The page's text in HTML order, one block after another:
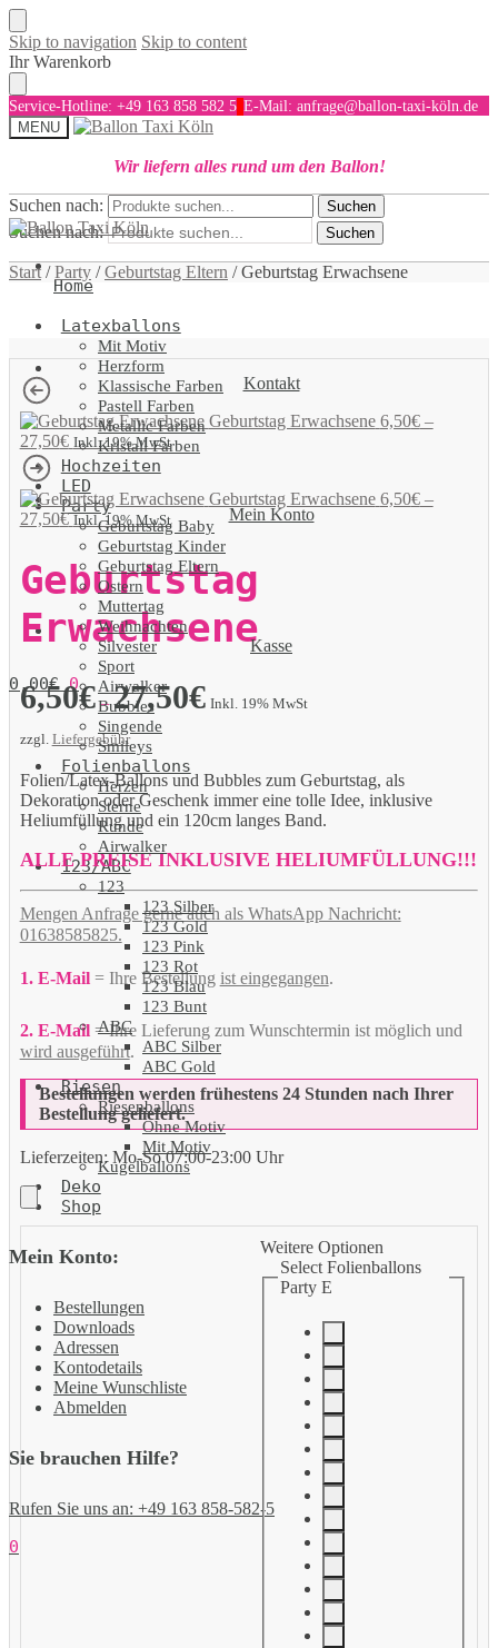
Skip to navigation Skip to content
Ihr Warenkorb
Service-Hotline: +49 163 858 582 5 E-Mail: anfrage@ballon-taxi-köln.de
MENU
Wir liefern alles rund um den Ballon!
Suchen nach: Suchen
Kontakt
Mein Konto
Kasse
0,00€ 0
Suchen nach: Suchen
Home
Latexballons
Mit Motiv
Herzform
Klassische Farben
Pastell Farben
Metallic Farben
Kristall Farben
Hochzeiten
LED
Party
Geburtstag Baby
Geburtstag Kinder
Geburtstag Eltern
Ostern
Muttertag
Weihnachten
Silvester
Sport
Airwalker
Bubbles
Singende
Smileys
Folienballons
Herzen
Sterne
Runde
Airwalker
123/ABC
123
123 Silber
123 Gold
123 Pink
123 Rot
123 Blau
123 Bunt
ABC
ABC Silber
ABC Gold
Riesen
Riesenballons
Ohne Motiv
Mit Motiv
Kugelballons
Deko
Shop
Mein Konto:
Bestellungen
Downloads
Adressen
Kontodetails
Meine Wunschliste
Abmelden
Sie brauchen Hilfe?
Rufen Sie uns an: +49 163 858-582-5
0
Start /Party /Geburtstag Eltern /Geburtstag Erwachsene
Geburtstag Erwachsene 6,50€–
27,50€ Inkl. 19% MwSt
Geburtstag Erwachsene 6,50€–
27,50€ Inkl. 19% MwSt
Geburtstag
Erwachsene
6,50€–27,50€ Inkl. 19% MwSt
zzgl. Liefergebühr
Folien/Latex-Ballons und Bubbles zum Geburtstag, als
Dekoration oder Geschenk immer eine tolle Idee, inklusive
Heliumfüllung und ein 120cm langes Band.
ALLE PREISE INKLUSIVE HELIUMFÜLLUNG!!!
Mengen Anfrage gerne auch als WhatsApp Nachricht:
01638585825.
1. E-Mail= Ihre Bestellung ist eingegangen.
2. E-Mail= Ihre Lieferung zum Wunschtermin ist möglich und
wird ausgeführt.
Bestellungen werden frühestens 24 Stunden nach Ihrer
Bestellung geliefert.
Lieferzeiten:Mo-So 07:00-23:00 Uhr
Weitere Optionen
Select Folienballons
Party E